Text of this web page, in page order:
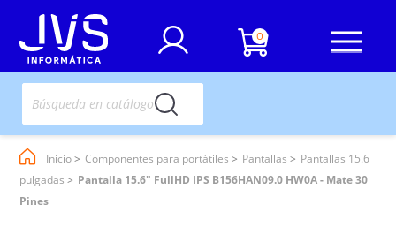
0
Inicio Componentes para portátiles Pantallas
Pantallas 15.6
pulgadas
Pantalla 15.6" FullHD IPS B156HAN09.0 HW0A - Mate 30
Pines